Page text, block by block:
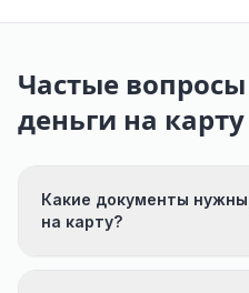
Частые
деньги на карту
Какие документы
на карту?